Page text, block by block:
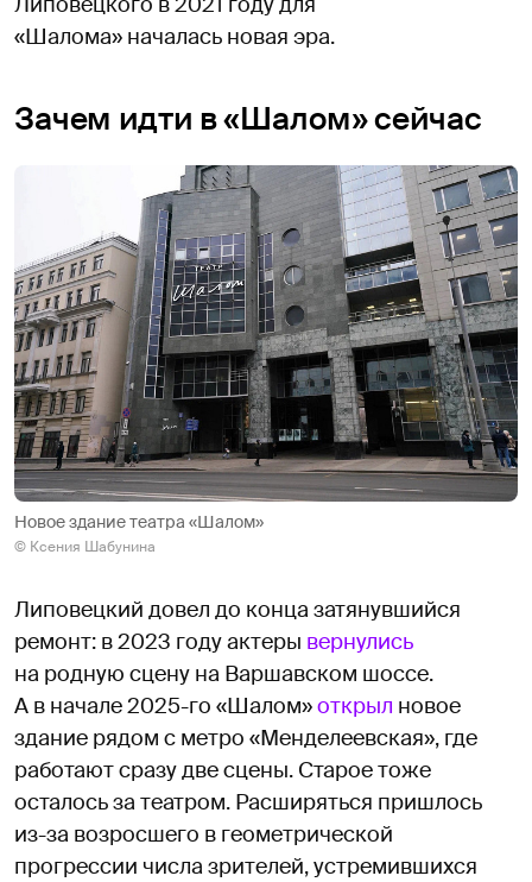
«Шалома» началась новая эра.
Зачем идти в «Шалом» сейчас
Новое здание театра «Шалом»
© Ксения Шабунина
Липовецкий довел до конца затянувшийся
ремонт: в 2023 году актеры вернулись
на родную сцену на Варшавском шоссе.
А в начале 2025-го «Шалом»открыл новое
здание рядом с метро «Менделеевская», где
работают сразу две сцены. Старое тоже
осталось за театром. Расширяться пришлось
из-за возросшего в геометрической
прогрессии числа зрителей, устремившихся